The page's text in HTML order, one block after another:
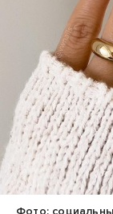
Фото: